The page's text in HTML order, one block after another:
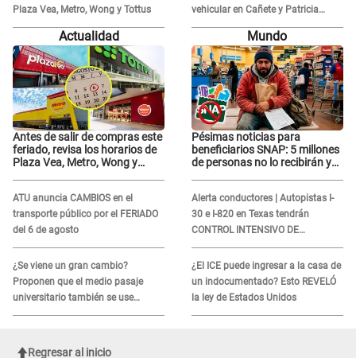
Plaza Vea, Metro, Wong y Tottus
vehicular en Cañete y Patricia
Alquinta lo confirma
Actualidad
Antes de salir de compras este
feriado, revisa los horarios de
Plaza Vea, Metro, Wong y
ATU anuncia CAMBIOS en el
transporte público por el FERIADO
del 6 de agosto
¿Se viene un gran cambio?
Proponen que el medio pasaje
universitario también se use
sábados, domingos y feriados
Mundo
Pésimas noticias para
beneficiarios SNAP: 5 millones
de personas no lo recibirán y
Alerta conductores | Autopistas I-
30 e I-820 en Texas tendrán
CONTROL INTENSIVO DE
SEGURIDAD: Estas serán las
HORAS CRÍTICAS
¿El ICE puede ingresar a la casa de
un indocumentado? Esto REVELÓ
la ley de Estados Unidos
Regresar al inicio